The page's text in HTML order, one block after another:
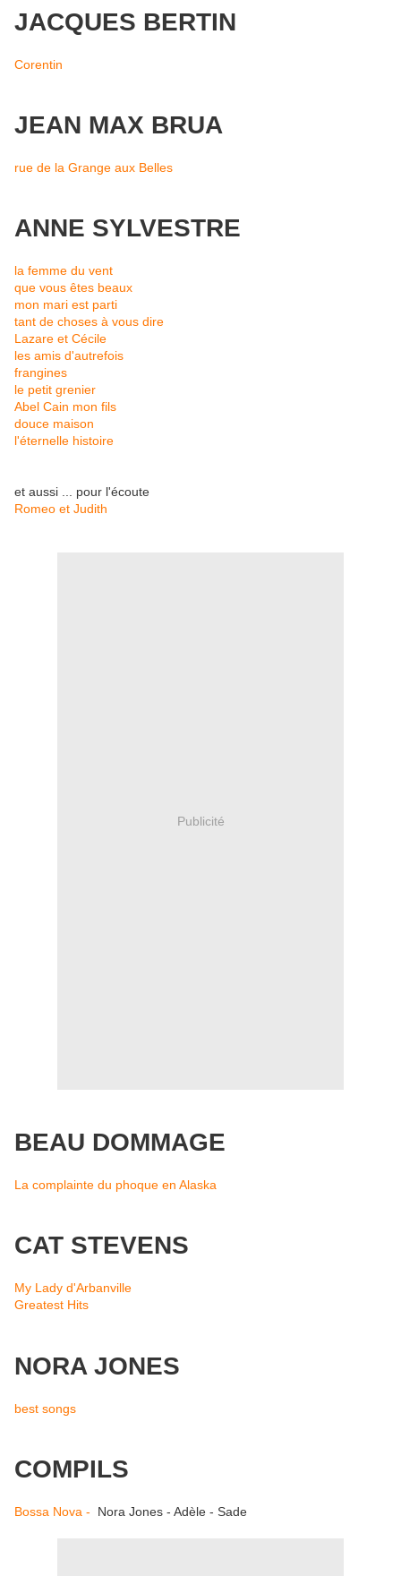
JACQUES BERTIN
Corentin
JEAN MAX BRUA
rue de la Grange aux Belles
ANNE SYLVESTRE
la femme du vent
que vous êtes beaux
mon mari est parti
tant de choses à vous dire
Lazare et Cécile
les amis d'autrefois
frangines
le petit grenier
Abel Cain mon fils
douce maison
l'éternelle histoire
et aussi ... pour l'écoute
Romeo et Judith
Publicité
BEAU DOMMAGE
La complainte du phoque en Alaska
CAT STEVENS
My Lady d'Arbanville
Greatest Hits
NORA JONES
best songs
COMPILS
Bossa Nova - Nora Jones - Adèle - Sade